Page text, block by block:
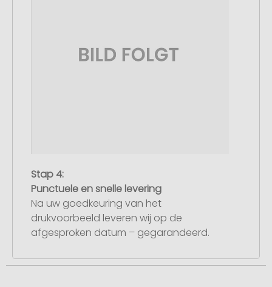
Stap 4:
Punctuele en snelle levering
Na uw goedkeuring van het
drukvoorbeeld leveren wij op de
afgesproken datum – gegarandeerd.